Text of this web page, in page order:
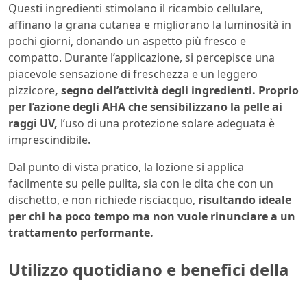
Questi ingredienti stimolano il ricambio cellulare,
affinano la grana cutanea e migliorano la luminosità in
pochi giorni, donando un aspetto più fresco e
compatto. Durante l’applicazione, si percepisce una
piacevole sensazione di freschezza e un leggero
pizzicore, segno dell’attività degli ingredienti. Proprio
per l’azione degli AHA che sensibilizzano la pelle ai
raggi UV, l’uso di una protezione solare adeguata è
imprescindibile.
Dal punto di vista pratico, la lozione si applica
facilmente su pelle pulita, sia con le dita che con un
dischetto, e non richiede risciacquo, risultando ideale
per chi ha poco tempo ma non vuole rinunciare a un
trattamento performante.
Utilizzo quotidiano e benefici della